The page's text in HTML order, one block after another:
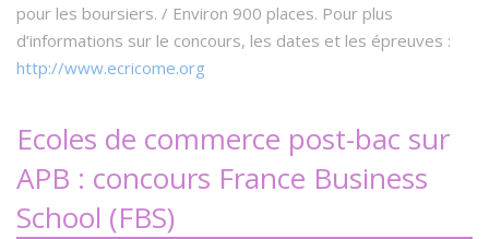
pour les boursiers. / Environ 900 places. Pour plus
d’informations sur le concours, les dates et les épreuves :
http://www.ecricome.org
Ecoles de commerce post-bac sur
APB : concours France Business
School (FBS)